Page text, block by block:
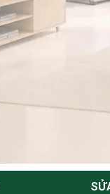
MÁY HÀ NỘI